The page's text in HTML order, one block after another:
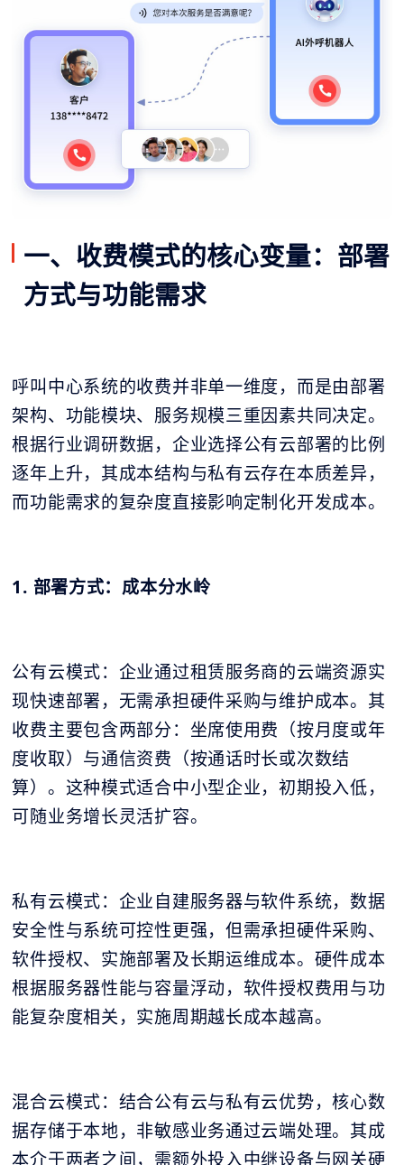
一、收费模式的核心变量：部署
方式与功能需求
呼叫中心系统的收费并非单一维度，而是由部署
架构、功能模块、服务规模三重因素共同决定。
根据行业调研数据，企业选择公有云部署的比例
逐年上升，其成本结构与私有云存在本质差异，
而功能需求的复杂度直接影响定制化开发成本。
1. 部署方式：成本分水岭
公有云模式：企业通过租赁服务商的云端资源实
现快速部署，无需承担硬件采购与维护成本。其
收费主要包含两部分：坐席使用费（按月度或年
度收取）与通信资费（按通话时长或次数结
算）。这种模式适合中小型企业，初期投入低，
可随业务增长灵活扩容。
私有云模式：企业自建服务器与软件系统，数据
安全性与系统可控性更强，但需承担硬件采购、
软件授权、实施部署及长期运维成本。硬件成本
根据服务器性能与容量浮动，软件授权费用与功
能复杂度相关，实施周期越长成本越高。
混合云模式：结合公有云与私有云优势，核心数
据存储于本地，非敏感业务通过云端处理。其成
本介于两者之间，需额外投入中继设备与网关硬